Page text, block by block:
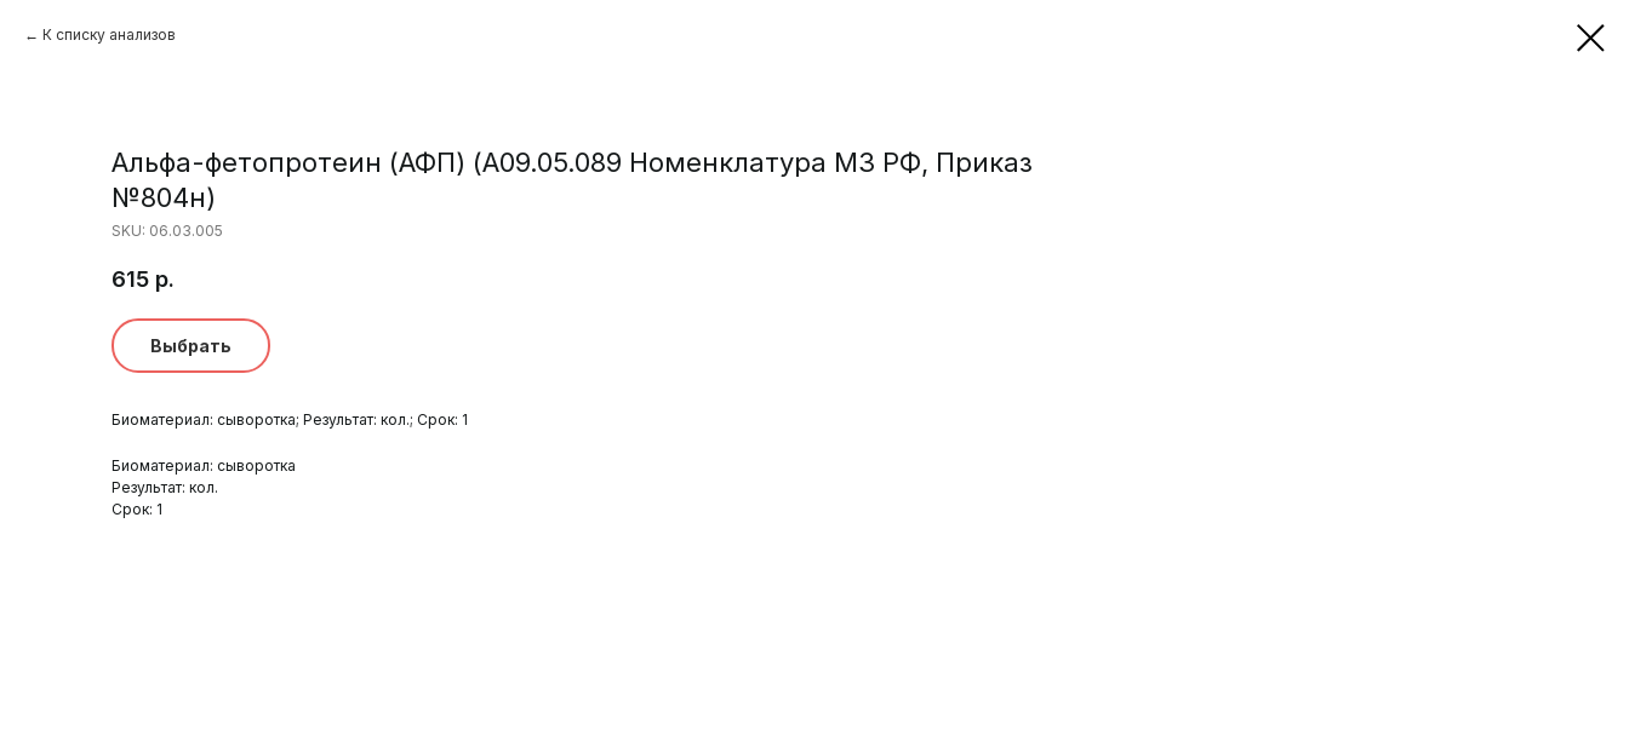
К списку анализов
Альфа-фетопротеин (АФП) (A09.05.089 Номенклатура МЗ РФ, Приказ
№804н)
SKU: 06.03.005
615 р.
Выбрать
Биоматериал: сыворотка; Результат: кол.; Срок: 1
Биоматериал: сыворотка
Результат: кол.
Срок: 1